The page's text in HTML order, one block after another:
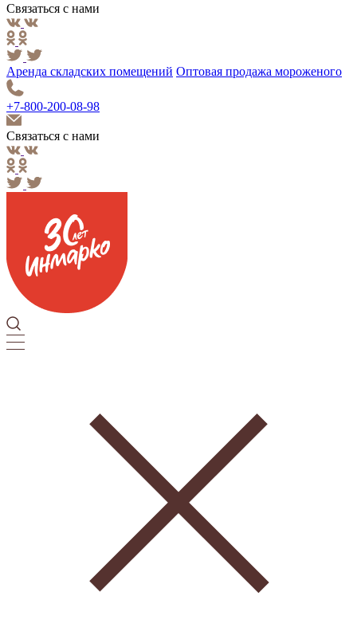
Связаться с нами
Аренда складских помещений Оптовая продажа мороженого
+7-800-200-08-98
Связаться с нами